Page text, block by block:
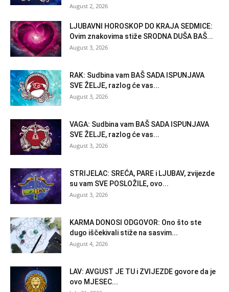
August 2, 2026
LJUBAVNI HOROSKOP DO KRAJA SEDMICE:
Ovim znakovima stiže SRODNA DUŠA BAŠ...
August 3, 2026
RAK: Sudbina vam BAŠ SADA ISPUNJAVA
SVE ŽELJE, razlog će vas...
August 3, 2026
VAGA: Sudbina vam BAŠ SADA ISPUNJAVA
SVE ŽELJE, razlog će vas...
August 3, 2026
STRIJELAC: SREĆA, PARE i LJUBAV, zvijezde
su vam SVE POSLOŽILE, ovo...
August 3, 2026
KARMA DONOSI ODGOVOR: Ono što ste
dugo iščekivali stiže na sasvim...
August 4, 2026
LAV: AVGUST JE TU i ZVIJEZDE govore da je
ovo MJESEC...